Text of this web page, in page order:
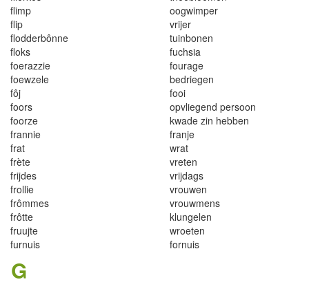
fimp
oogwimper
flip vrijer
flodderbônne
tuinbonen
foks
fuchsia
foerazzie
fourage
foewzele bedriegen
fôj
fooi
foors
opvliegend persoon
foorze kwade zin hebben
frannie franje
frat
wrat
frète
vreten
frijdes vrijdags
frollie
vrouwen
frômmes vrouwmens
frôtte klungelen
fruujte
wroeten
furnuis fornuis
G